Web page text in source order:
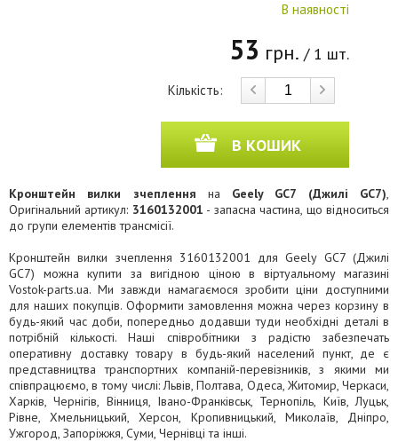
В наявності
53 грн. / 1 шт.
Кількість:
В КОШИК
Кронштейн вилки зчеплення на Geely GC7 (Джилі GC7),
Оригінальний артикул: 3160132001 - запасна частина, що відноситься
до групи елементів трансмісії.
Кронштейн вилки зчеплення 3160132001 для Geely GC7 (Джилі
GC7) можна купити за вигідною ціною в віртуальному магазині
Vostok-parts.ua. Ми завжди намагаємося зробити ціни доступними
для наших покупців. Оформити замовлення можна через корзину в
будь-який час доби, попередньо додавши туди необхідні деталі в
потрібній кількості. Наші співробітники з радістю забезпечать
оперативну доставку товару в будь-який населений пункт, де є
представництва транспортних компаній-перевізників, з якими ми
співпрацюємо, в тому числі: Львів, Полтава, Одеса, Житомир, Черкаси,
Харків, Чернігів, Вінниця, Івано-Франківськ, Тернопіль, Київ, Луцьк,
Рівне, Хмельницький, Херсон, Кропивницький, Миколаїв, Дніпро,
Ужгород, Запоріжжя, Суми, Чернівці та інші.